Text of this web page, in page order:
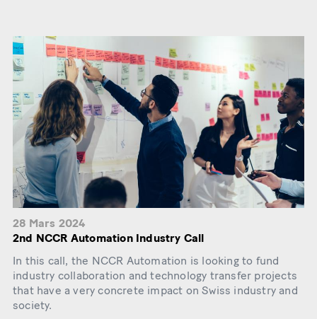
28 Mars 2024
2nd NCCR Automation Industry Call
In this call, the NCCR Automation is looking to fund
industry collaboration and technology transfer projects
that have a very concrete impact on Swiss industry and
society.